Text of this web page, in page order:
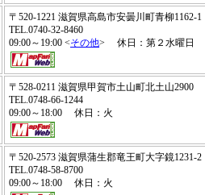
〒520-1221 滋賀県高島市安曇川町青柳
TEL.0740-32-8460
09:00～19:00 <その他> 休日：第２水曜日
〒528-0211 滋賀県甲賀市土山町北土山2900
TEL.0748-66-1244
09:00～18:00 休日：火
〒520-2573 滋賀県蒲生郡竜王町大字鏡
TEL.0748-58-8700
09:00～18:00 休日：火